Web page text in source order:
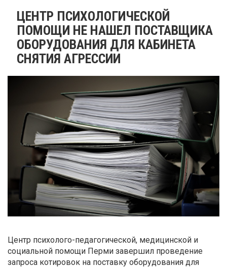
​ЦЕНТР ПСИХОЛОГИЧЕСКОЙ
ПОМОЩИ НЕ НАШЕЛ ПОСТАВЩИКА
ОБОРУДОВАНИЯ ДЛЯ КАБИНЕТА
СНЯТИЯ АГРЕССИИ
Центр психолого-педагогической, медицинской и
социальной помощи Перми завершил проведение
запроса котировок на поставку оборудования для